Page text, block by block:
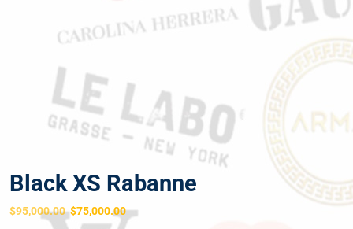
Black XS Rabanne
$95,000.00 $75,000.00